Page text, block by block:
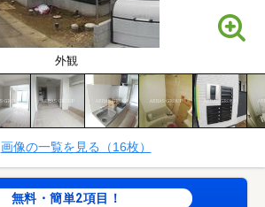
外観
画像の一覧を見る（16枚）
無料・簡単2項目！